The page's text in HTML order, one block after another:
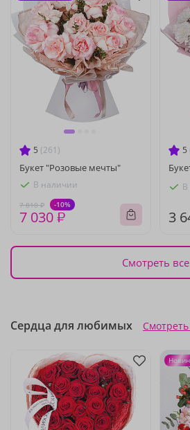
5 (261)
Букет "Розовые мечты"
В наличии
7 810 ₽ -10%
7 030 ₽
5
В
3
Смотреть все
Сердца для любимых Смотреть